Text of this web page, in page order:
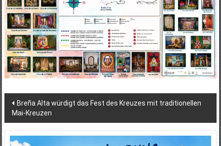
Beitragsnavigation
Breña Alta würdigt das Fest des Kreuzes mit traditionellen
Mai-Kreuzen